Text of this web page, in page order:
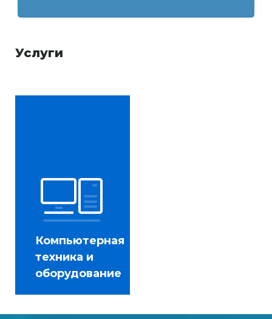
Услуги
Компьютерная
техника и
оборудование